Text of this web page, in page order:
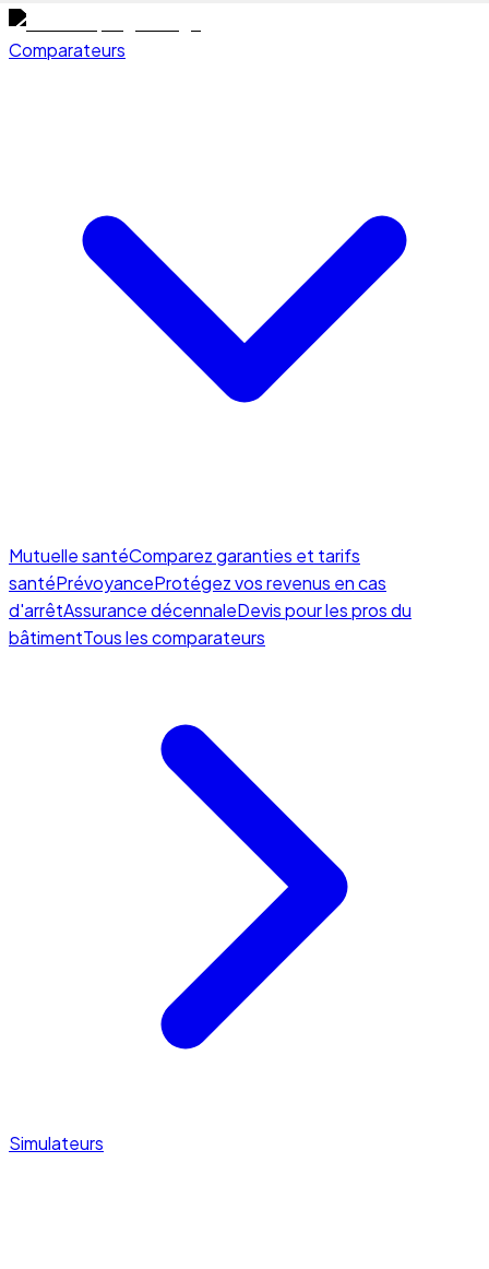
Comparateurs
Mutuelle santéComparez garanties et tarifs
santéPrévoyanceProtégez vos revenus en cas
d'arrêtAssurance décennaleDevis pour les pros du
bâtimentTous les comparateurs
Simulateurs